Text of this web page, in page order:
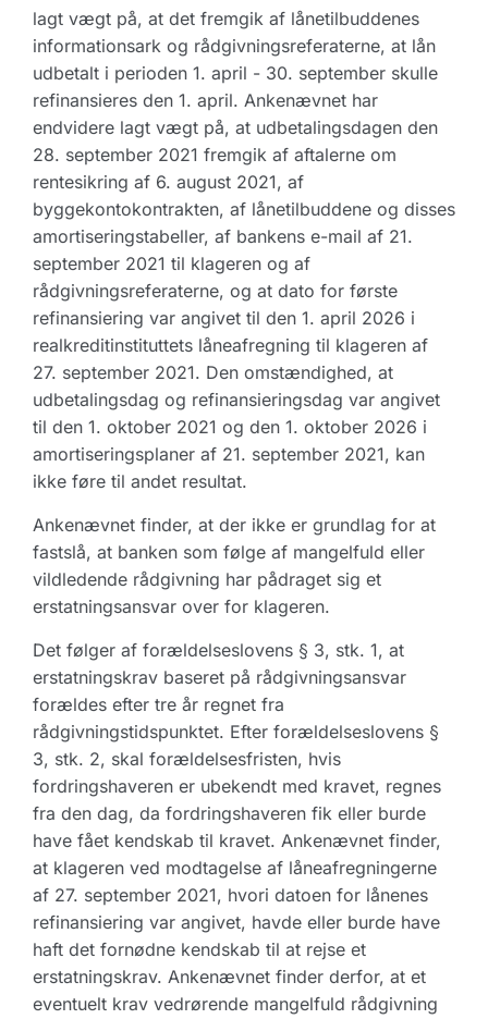
lagt vægt på, at det fremgik af lånetilbuddenes
informationsark og rådgivningsreferaterne, at lån
udbetalt i perioden 1. april - 30. september skulle
refinansieres den 1. april. Ankenævnet har
endvidere lagt vægt på, at udbetalingsdagen den
28. september 2021 fremgik af aftalerne om
rentesikring af 6. august 2021, af
byggekontokontrakten, af lånetilbuddene og disses
amortiseringstabeller, af bankens e-mail af 21.
september 2021 til klageren og af
rådgivningsreferaterne, og at dato for første
refinansiering var angivet til den 1. april 2026 i
realkreditinstituttets låneafregning til klageren af
27. september 2021. Den omstændighed, at
udbetalingsdag og refinansieringsdag var angivet
til den 1. oktober 2021 og den 1. oktober 2026 i
amortiseringsplaner af 21. september 2021, kan
ikke føre til andet resultat.
Ankenævnet finder, at der ikke er grundlag for at
fastslå, at banken som følge af mangelfuld eller
vildledende rådgivning har pådraget sig et
erstatningsansvar over for klageren.
Det følger af forældelseslovens § 3, stk. 1, at
erstatningskrav baseret på rådgivningsansvar
forældes efter tre år regnet fra
rådgivningstidspunktet. Efter forældelseslovens §
3, stk. 2, skal forældelsesfristen, hvis
fordringshaveren er ubekendt med kravet, regnes
fra den dag, da fordringshaveren fik eller burde
have fået kendskab til kravet. Ankenævnet finder,
at klageren ved modtagelse af låneafregningerne
af 27. september 2021, hvori datoen for lånenes
refinansiering var angivet, havde eller burde have
haft det fornødne kendskab til at rejse et
erstatningskrav. Ankenævnet finder derfor, at et
eventuelt krav vedrørende mangelfuld rådgivning